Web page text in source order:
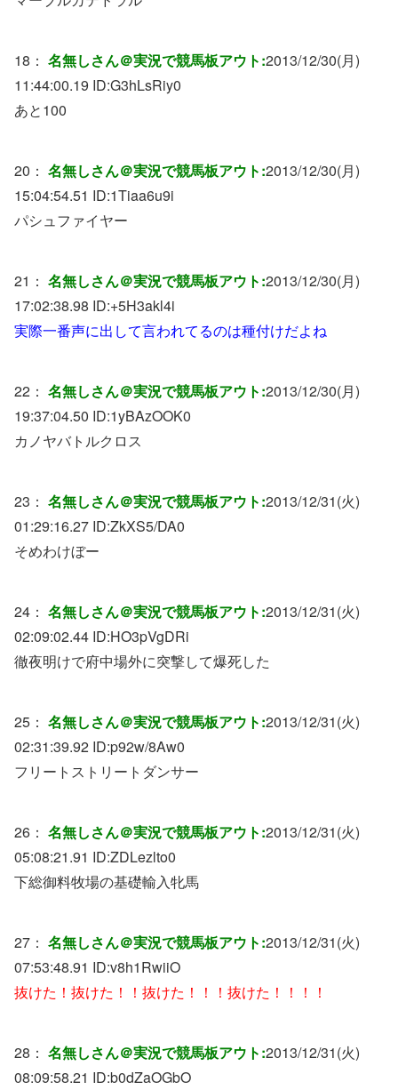
18： 名無しさん＠実況で競馬板アウト:2013/12/30(月)
11:44:00.19 ID:G3hLsRiy0
あと100
20： 名無しさん＠実況で競馬板アウト:2013/12/30(月)
15:04:54.51 ID:1Tiaa6u9i
パシュファイヤー
21： 名無しさん＠実況で競馬板アウト:2013/12/30(月)
17:02:38.98 ID:+5H3akl4i
実際一番声に出して言われてるのは種付けだよね
22： 名無しさん＠実況で競馬板アウト:2013/12/30(月)
19:37:04.50 ID:1yBAzOOK0
カノヤバトルクロス
23： 名無しさん＠実況で競馬板アウト:2013/12/31(火)
01:29:16.27 ID:ZkXS5/DA0
そめわけぼー
24： 名無しさん＠実況で競馬板アウト:2013/12/31(火)
02:09:02.44 ID:HO3pVgDRi
徹夜明けで府中場外に突撃して爆死した
25： 名無しさん＠実況で競馬板アウト:2013/12/31(火)
02:31:39.92 ID:p92w/8Aw0
フリートストリートダンサー
26： 名無しさん＠実況で競馬板アウト:2013/12/31(火)
05:08:21.91 ID:ZDLezlto0
下総御料牧場の基礎輸入牝馬
27： 名無しさん＠実況で競馬板アウト:2013/12/31(火)
07:53:48.91 ID:v8h1RwiiO
抜けた！抜けた！！抜けた！！！抜けた！！！！
28： 名無しさん＠実況で競馬板アウト:2013/12/31(火)
08:09:58.21 ID:b0dZaOGbO